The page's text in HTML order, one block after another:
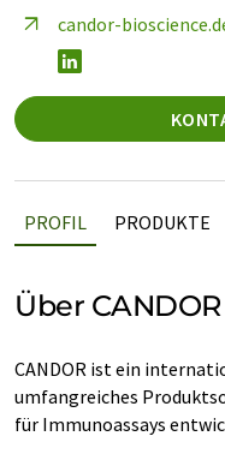
candor-
PROFIL PRODUKTE
Über
CANDOR ist ein
umfangreiches
für Immunoassays